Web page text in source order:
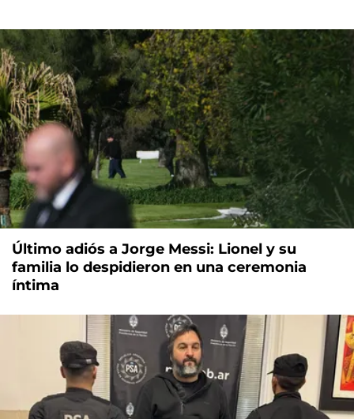
Último adiós a Jorge Messi: Lionel y su
familia lo despidieron en una ceremonia
íntima